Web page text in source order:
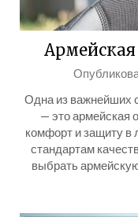
Одна из важнейших
— это армейская
комфорт и защиту в
стандартам
выбрать